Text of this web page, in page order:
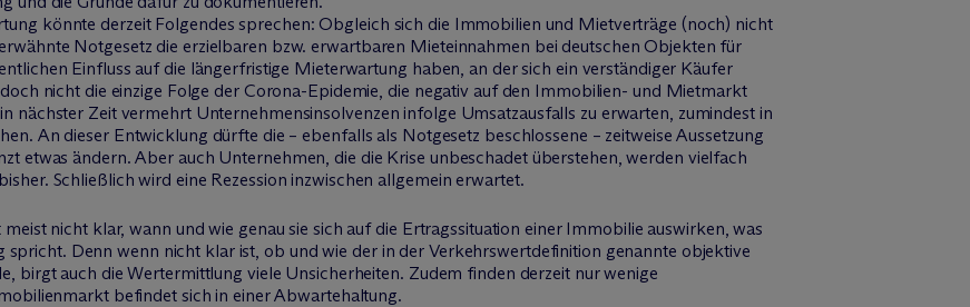
könnte derzeit Folgendes sprechen: Obgleich sich die Immobilien und Mietverträge (noch) nicht
Notgesetz die erzielbaren bzw. erwartbaren Mieteinnahmen bei deutschen Objekten für
Einfluss auf die längerfristige Mieterwartung haben, an der sich ein verständiger Käufer
nicht die einzige Folge der Corona-Epidemie, die negativ auf den Immobilien- und Mietmarkt
nächster Zeit vermehrt Unternehmensinsolvenzen infolge Umsatzausfalls zu erwarten, zumindest in
An dieser Entwicklung dürfte die – ebenfalls als Notgesetz beschlossene – zeitweise Aussetzung
etwas ändern. Aber auch Unternehmen, die die Krise unbeschadet überstehen, werden vielfach
Schließlich wird eine Rezession inzwischen allgemein erwartet.
nicht klar, wann und wie genau sie sich auf die Ertragssituation einer Immobilie auswirken, was
spricht. Denn wenn nicht klar ist, ob und wie der in der Verkehrswertdefinition genannte objektive
birgt auch die Wertermittlung viele Unsicherheiten. Zudem finden derzeit nur wenige
befindet sich in einer Abwartehaltung.